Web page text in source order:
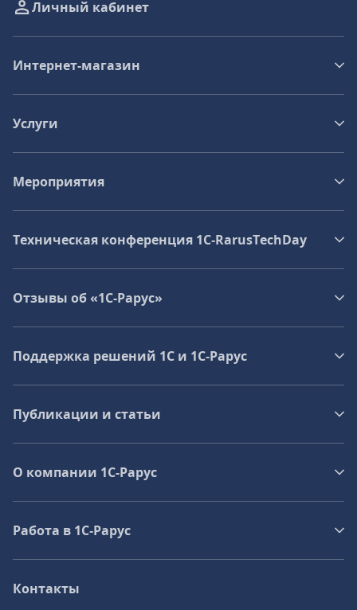
Личный кабинет
Интернет-магазин
Услуги
Мероприятия
Техническая конференция 1C‑RarusTechDay
Отзывы об «1С-Рарус»
Поддержка решений 1С и 1С‑Рарус
Публикации и статьи
О компании 1C-Рарус
Работа в 1С‑Рарус
Контакты